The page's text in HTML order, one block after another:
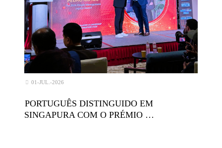
01-JUL.-2026
PORTUGUÊS DISTINGUIDO EM
SINGAPURA COM O PRÉMIO …